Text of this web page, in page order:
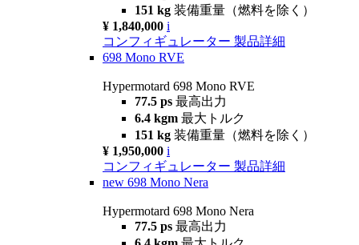
151 kg 装備重量（燃料を除く）
¥ 1,840,000 i
コンフィギュレーター 製品詳細
698 Mono RVE
Hypermotard 698 Mono RVE
77.5 ps 最高出力
6.4 kgm 最大トルク
151 kg 装備重量（燃料を除く）
¥ 1,950,000 i
コンフィギュレーター 製品詳細
new 698 Mono Nera
Hypermotard 698 Mono Nera
77.5 ps 最高出力